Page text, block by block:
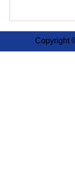
Copyright